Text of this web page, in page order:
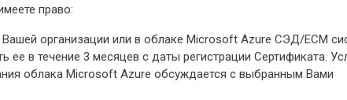
право:
Вашей организации или в облаке Microsoft Azure СЭД/ECM
ее в течение 3 месяцев с даты регистрации Сертификата.
облака Microsoft Azure обсуждается с выбранным Вами